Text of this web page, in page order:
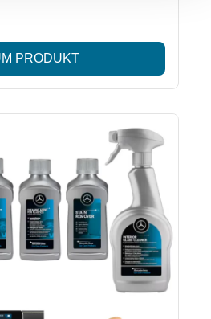
für die schnelle
Mercedes-Benz
Benz
Benz
mit Antibeschlag
Benz Mikrofasertuch
entnehmen Sie bitte
die bei den
hinterlegt sind.
PRODUKT